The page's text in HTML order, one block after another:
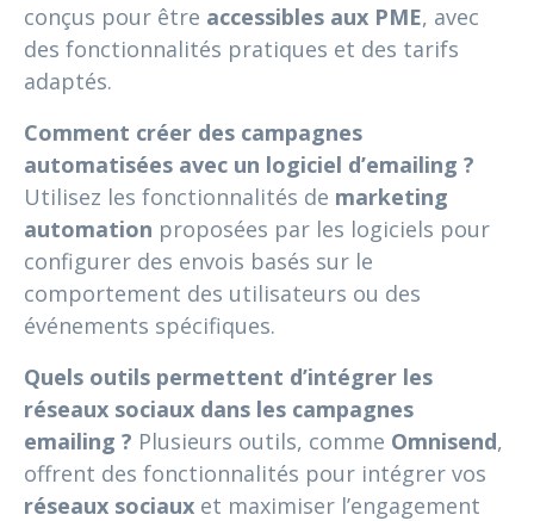
conçus pour être accessibles aux PME, avec
des fonctionnalités pratiques et des tarifs
adaptés.
Comment créer des campagnes
automatisées avec un logiciel d’emailing ?
Utilisez les fonctionnalités de marketing
automation proposées par les logiciels pour
configurer des envois basés sur le
comportement des utilisateurs ou des
événements spécifiques.
Quels outils permettent d’intégrer les
réseaux sociaux dans les campagnes
emailing ? Plusieurs outils, comme Omnisend,
offrent des fonctionnalités pour intégrer vos
réseaux sociaux et maximiser l’engagement